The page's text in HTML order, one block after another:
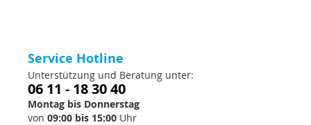
Service Hotline
Unterstützung und Beratung unter:
06 11 - 18 30 40
Montag bis Donnerstag
von 09:00 bis 15:00 Uhr